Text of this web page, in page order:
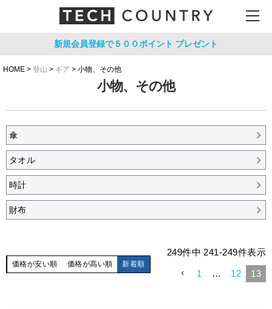
新規会員登録で５００ポイント プレゼント
HOME 登山 ギア 小物、その他
小物、その他
傘
タオル
時計
財布
価格が安い順 価格が高い順 新着順
249件中 241-249件表示
1 … 12 13